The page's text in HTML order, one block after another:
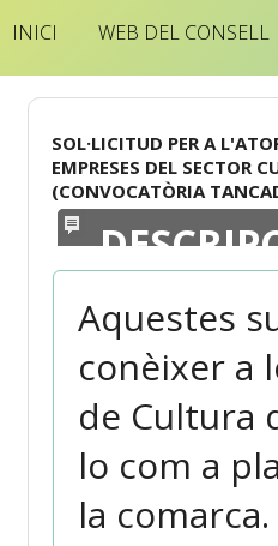
INICI WEB DEL CONSELL
SOL·LICITUD PER A
EMPRESES DEL SECTOR
(CONVOCATÒRIA
Aquestes
conèixer a
de Cultura
lo com a
la comarca.